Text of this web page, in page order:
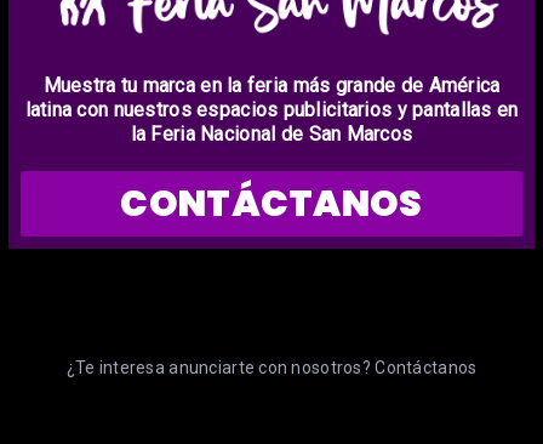
Muestra tu marca en la feria más grande de América
latina con nuestros espacios publicitarios y pantallas en
la Feria Nacional de San Marcos
CONTÁCTANOS
¿Te interesa anunciarte con nosotros? Contáctanos